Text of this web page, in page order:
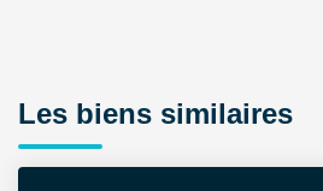
Les biens similaires